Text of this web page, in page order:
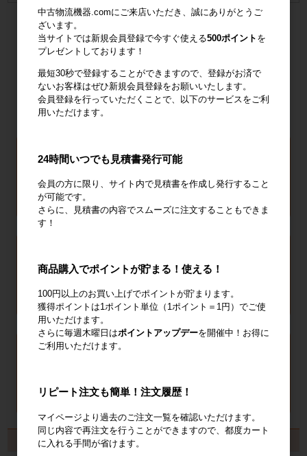
製品から探す
中古物流機器.comにご来店いただき、誠にありがとうご
ざいます。
当サイトでは新規会員登録で今すぐ使える500ポイント を
プレゼントしております！
最短30秒で登録することができますので、登録がお済で
ないお客様はぜひ新規会員登録をお願いいたします。
会員登録を行っていただくことで、以下のサービスをご利
用いただけます。
24時間いつでも見積書発行可能
会員の方に限り、サイト内で見積書を作成し発行すること
が可能です。
さらに、見積書の内容でスムーズに注文することもできま
す！
商品購入でポイントが貯まる！使える！
100円以上のお買い上げでポイントが貯まります。
獲得ポイントは1ポイント単位（1ポイント＝1円）でご使
用いただけます。
さらに毎週木曜日はポイントアップデーを開催中！お得に
ご利用いただけます。
リピート注文も簡単！注文履歴！
マイページより過去のご注文一覧を確認いただけます。
同じ内容で再注文を行うことができますので、都度カート
に入れる手間が省けます。